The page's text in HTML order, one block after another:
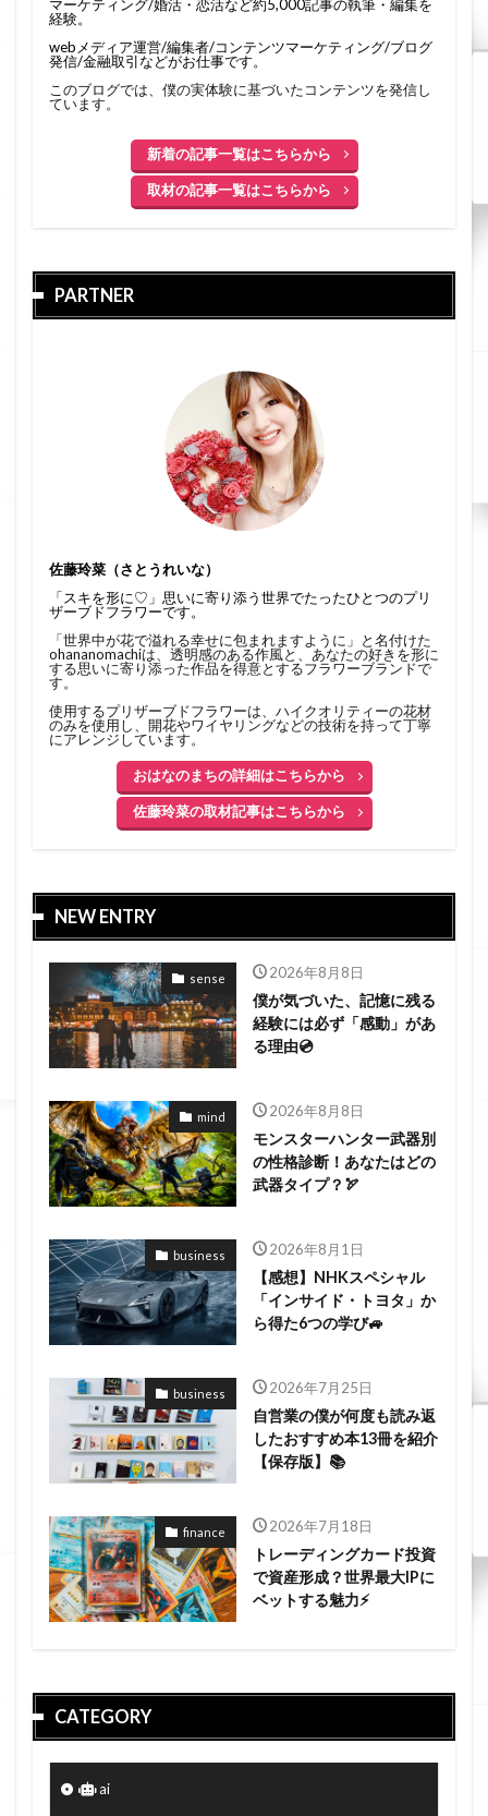
マーケティング/婚活・恋活など約5,000記事の執筆・編集を
経験。
webメディア運営/編集者/コンテンツマーケティング/ブログ
発信/金融取引などがお仕事です。
このブログでは、僕の実体験に基づいたコンテンツを発信し
ています。
新着の記事一覧はこちらから
取材の記事一覧はこちらから
PARTNER
佐藤玲菜（さとうれいな）
「スキを形に♡」思いに寄り添う世界でたったひとつのプリ
ザーブドフラワーです。
「世界中が花で溢れる幸せに包まれますように」と名付けた
ohananomachiは、透明感のある作風と、あなたの好きを形に
する思いに寄り添った作品を得意とするフラワーブランドで
す。
使用するプリザーブドフラワーは、ハイクオリティーの花材
のみを使用し、開花やワイヤリングなどの技術を持って丁寧
にアレンジしています。
おはなのまちの詳細はこちらから
佐藤玲菜の取材記事はこちらから
NEW ENTRY
sense 2026年8月8日
僕が気づいた、記憶に残る
経験には必ず「感動」があ
る理由💿
mind 2026年8月8日
モンスターハンター武器別
の性格診断！あなたはどの
武器タイプ？🏹
business 2026年8月1日
【感想】NHKスペシャル
「インサイド・トヨタ」か
ら得た6つの学び🚙
business 2026年7月25日
自営業の僕が何度も読み返
したおすすめ本13冊を紹介
【保存版】📚
finance 2026年7月18日
トレーディングカード投資
で資産形成？世界最大IPに
ベットする魅力⚡
CATEGORY
ai